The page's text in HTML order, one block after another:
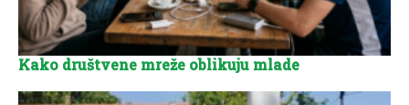
Kako društvene mreže oblikuju mlade